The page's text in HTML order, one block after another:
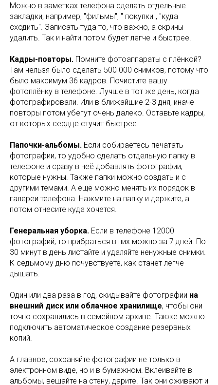
Можно в заметках телефона сделать отдельные
закладки, например, "фильмы", " покупки", "куда
сходить". Записать туда то, что важно, а скрины
удалить. Так и найти потом будет легче и быстрее.
Кадры-повторы. Помните фотоаппараты с плëнкой?
Там нельзя было сделать 500 000 снимков, потому что
было максимум 36 кадров. Почистите вашу
фотоплëнку в телефоне. Лучше в тот же день, когда
фотографировали. Или в ближайшие 2-3 дня, иначе
повторы потом убегут очень далеко. Оставьте кадры,
от которых сердце стучит быстрее.
Папочки-альбомы. Если собираетесь печатать
фотографии, то удобно сделать отдельную папку в
телефоне и сразу в неё добавлять фотографии,
которые нужны. Также папки можно создать и с
другими темами. А ещё можно менять их порядок в
галереи телефона. Нажмите на папку и держите, а
потом отнесите куда хочется.
Генеральная уборка. Если в телефоне 12000
фотографий, то прибраться в них можно за 7 дней. По
30 минут в день листайте и удаляйте ненужные снимки.
К седьмому дню почувствуете, как станет легче
дышать.
Один или два раза в год, скидывайте фотографии на
внешний диск или облачное хранилище, чтобы они
точно сохранились в семейном архиве. Также можно
подключить автоматическое создание резервных
копий.
А главное, сохраняйте фотографии не только в
электронном виде, но и в бумажном. Вклеивайте в
альбомы, вешайте на стену, дарите. Так они оживают и